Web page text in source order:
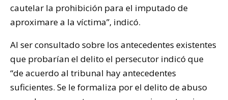
cautelar la prohibición para el imputado de
aproximare a la víctima”, indicó.
Al ser consultado sobre los antecedentes existentes
que probarían el delito el persecutor indicó que
“de acuerdo al tribunal hay antecedentes
suficientes. Se le formaliza por el delito de abuso